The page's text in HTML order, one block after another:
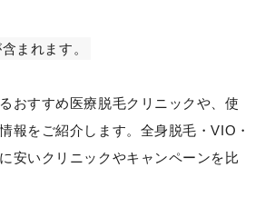
まれます。
おすすめ医療脱毛クリニックや、使
報をご紹介します。全身脱毛・VIO・
安いクリニックやキャンペーンを比